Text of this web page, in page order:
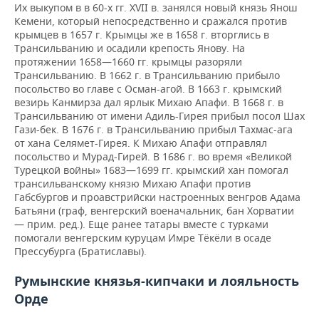
Их выкупом в в 60-х гг. XVII в. занялся новый князь Янош
Кемени, который непосредственно и сражался против
крымцев в 1657 г. Крымцы же в 1658 г. вторглись в
Трансильванию и осадили крепость Янову. На
протяжении 1658—1660 гг. крымцы разоряли
Трансильванию. В 1662 г. в Трансильванию прибыло
посольство во главе с Осман-агой. В 1663 г. крымский
везирь Канмирза дал ярлык Михаю Апафи. В 1668 г. в
Трансильванию от имени Адиль-Гирея прибыл посол Шах
Гази-бек. В 1676 г. в Трансильванию прибыл Тахмас-ага
от хана Селямет-Гирея. К Михаю Апафи отправлял
посольство и Мурад-Гирей. В 1686 г. во время «Великой
Турецкой войны» 1683—1699 гг. крымский хан помогал
трансильванскому князю Михаю Апафи против
Габсбургов и проавстрийски настроенных венгров Адама
Батьяни (граф, венгерский военачальник, бан Хорватии
— прим. ред.). Еще ранее татары вместе с турками
помогали венгерским куруцам Имре Тёкёли в осаде
Прессубурга (Братиславы).
Румынские князья-кипчаки и лояльность
Орде